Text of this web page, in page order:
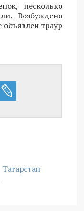
несколько
Возбуждено
объявлен траур
Татарстан